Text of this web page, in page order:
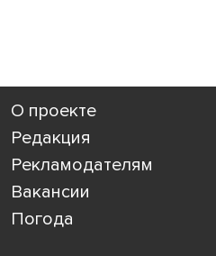
О проекте
Редакция
Рекламодателям
Вакансии
Погода